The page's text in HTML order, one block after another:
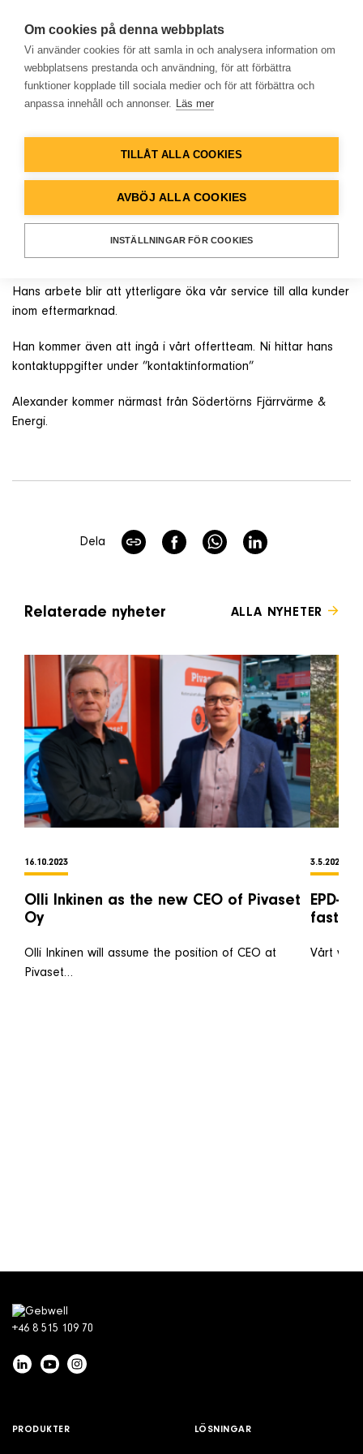
Hem
Lösningar
OKATEGORISERAD
Alexander Törnvall är
anställd som ansvarig för
eftermarknad och som
offertingenjör
Vi hälsar Alexander välkommen till oss!
Hans arbete blir att ytterligare öka vår service till alla kunder
inom eftermarknad.
Han kommer även att ingå i vårt offertteam. Ni hittar hans
kontaktuppgifter under ”kontaktinformation”
Alexander kommer närmast från Södertörns Fjärrvärme &
Energi.
Dela
Relaterade nyheter ALLA NYHETER
16.10.2023
Olli Inkinen as the new CEO of Pivaset
Oy
Olli Inkinen will assume the position of CEO at
Pivaset…
3.5.2023
EPD-
Vårt
+46 8 515 109 70
PRODUKTER LÖSNINGAR
Om cookies på denna webbplats
Vi använder cookies för att samla in och analysera information om
webbplatsens prestanda och användning, för att förbättra
funktioner kopplade till sociala medier och för att förbättra och
anpassa innehåll och annonser. Läs mer
TILLÅT ALLA COOKIES
AVBÖJ ALLA COOKIES
INSTÄLLNINGAR FÖR COOKIES